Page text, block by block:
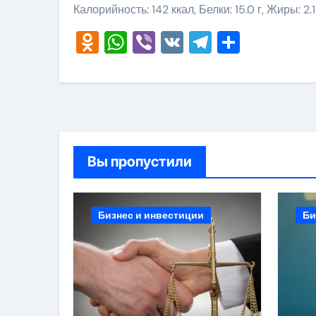
Калорийность: 142 ккал, Белки: 15.0 г, Жиры:
Odnoklassniki
WhatsApp
Viber
VKTelegram
Вы пропустили
Бизнес и инвестиции